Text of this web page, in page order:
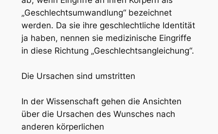
„Geschlechtsumwandlung“ bezeichnet
werden. Da sie ihre geschlechtliche Identität
ja haben, nennen sie medizinische Eingriffe
in diese Richtung „Geschlechtsangleichung“.
Die Ursachen sind umstritten
In der Wissenschaft gehen die Ansichten
über die Ursachen des Wunsches nach
anderen körperlichen